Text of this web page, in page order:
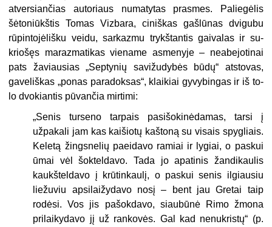
atversiančias
autoriaus numa­tytas prasmes. Paliegėlis
šėtoniūkštis Tomas Vizbara, ciniškas gašlū­nas dvigubu
rūpintojėlišku veidu, sarkazmu trykštantis gaivalas ir su­
kriošęs marazmatikas viename as­menyje – neabejotinai
pats žaviau­sias „Septynių savižudybės būdų“ atstovas,
gaveliškas „ponas para­doksas“, klaikiai gyvybingas ir iš to­
lo dvokiantis pūvančia mirtimi:
„Senis turseno tarpais pasišokinėdamas, tarsi į
užpakali jam kas kaišiotų kaštoną su visais spygliais.
Keletą žingsnelių paei­davo ramiai ir lygiai, o paskui
ūmai vėl šokteldavo. Tada jo apatinis žandikaulis
kaukšteldavo į krūtinkaulį, o paskui senis ilgiausiu
liežuviu apsilaižydavo nosį – bent jau Gretai taip
rodėsi. Vos jis pašokdavo, siaubūnė Rimo žmona
prilaikydavo jį už rankovės. Gal kad nenukristų“ (p.